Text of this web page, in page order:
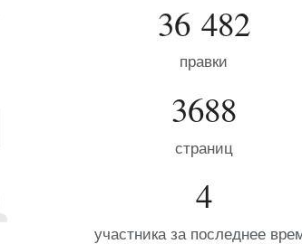
36 482
правки
3688
страниц
4
участника за последнее